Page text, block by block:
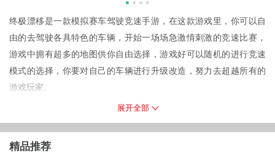
终极漂移是一款模拟赛车驾驶竞速手游，在这款游戏里，你可以自
由的去驾驶各具特色的车辆，开始一场场急激情刺激的竞速比赛，
游戏中拥有超多的地图供你自由选择，游戏好可以随机的进行竞速
模式的选择，你要对自己的车辆进行升级改造，努力去超越所有的
游戏玩家。
多车都在等着你解锁。多个独特驾驶视角让人眼花缭乱。拟真的引
擎声音创造了一个非常强大的驾驶体验。喜欢的小伙伴快来下载。
展开全部
精品推荐